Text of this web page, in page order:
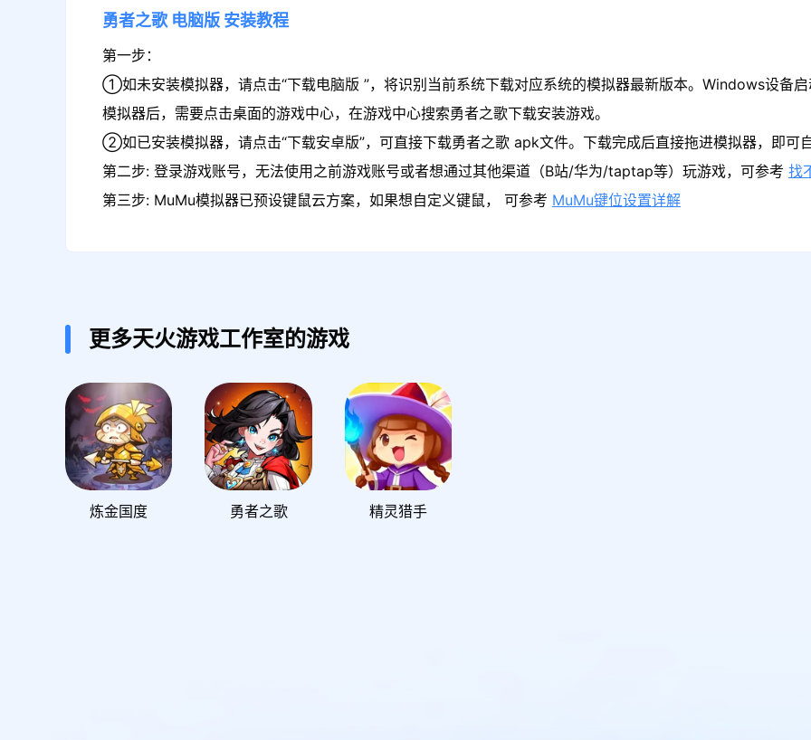
勇者之歌 电脑版 安装教程
第一步：
①如未安装模拟器，请点击“下载电脑版 ”，将识别当前系统下载对应系统的模拟器最新版本。Windows设备
模拟器后，需要点击桌面的游戏中心，在游戏中心搜索勇者之歌下载安装游戏。
②如已安装模拟器，请点击“下载安卓版”，可直接下载勇者之歌 apk文件。下载完成后直接拖进模拟器，即可
第二步: 登录游戏账号，无法使用之前游戏账号或者想通过其他渠道（B站/华为/taptap等）玩游戏，可参考 找
第三步: MuMu模拟器已预设键鼠云方案，如果想自定义键鼠， 可参考 MuMu键位设置详解
更多天火游戏工作室的游戏
炼金国度 勇者之歌 精灵猎手